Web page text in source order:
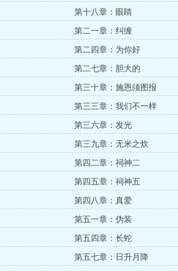
第十八章：眼睛
第二一章：纠缠
第二四章：为你好
第二七章：胆大的
第三十章：施恩须图报
第三三章：我们不一样
第三六章：发光
第三九章：无米之炊
第四二章：祠神二
第四五章：祠神五
第四八章：真爱
第五一章：伪装
第五四章：长蛇
第五七章：日升月降